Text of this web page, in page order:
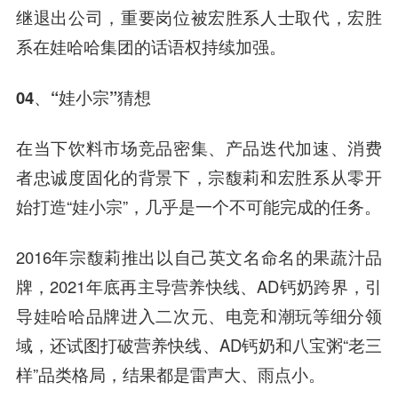
继退出公司，重要岗位被宏胜系人士取代，宏胜
系在娃哈哈集团的话语权持续加强。
04、“娃小宗”猜想
在当下饮料市场竞品密集、产品迭代加速、消费
者忠诚度固化的背景下，宗馥莉和宏胜系从零开
始打造“娃小宗”，几乎是一个不可能完成的任务。
2016年宗馥莉推出以自己英文名命名的果蔬汁品
牌，2021年底再主导营养快线、AD钙奶跨界，引
导娃哈哈品牌进入二次元、电竞和潮玩等细分领
域，还试图打破营养快线、AD钙奶和八宝粥“老三
样”品类格局，结果都是雷声大、雨点小。